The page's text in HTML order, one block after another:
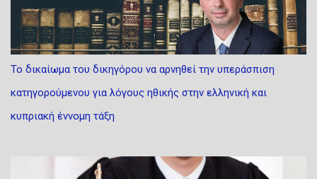
τη σύσταση του Γραφείου Γενικού Δημόσιου Κατήγορου και τη
θέσπιση αποτελεσματικού ελέγχου των αποφάσεων περί μη
άσκησης δίωξης ή διακοπής της διαδικασίας, εξακολουθεί να
εκκρεμεί ενώπιον της Βουλής των Αντιπροσώπων. Δημιουργήθηκε
διακριτός κλάδος διοικητικής δικαιοσύνης. ...
Το δικαίωμα του δικηγόρου να αρνηθεί την υπεράσπιση
κατηγορούμενου για λόγους ηθικής στην ελληνική και
κυπριακή έννομη τάξη